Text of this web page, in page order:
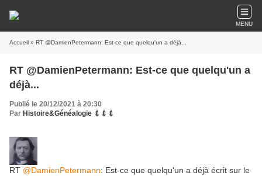
MENU
Accueil » RT @DamienPetermann: Est-ce que quelqu'un a déjà...
RT @DamienPetermann: Est-ce que quelqu'un a
déjà...
Publié le 20/12/2021 à 20:30
Par Histoire&Généalogie 💉💉💉
RT @DamienPetermann: Est-ce que quelqu'un a déjà écrit sur le